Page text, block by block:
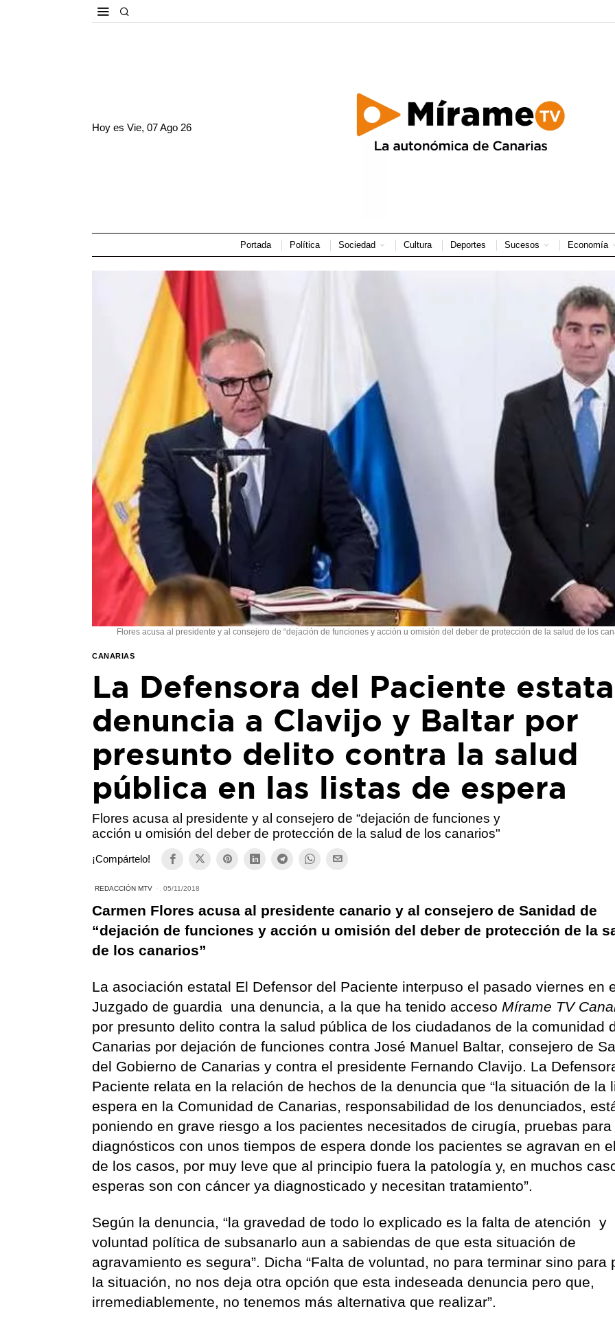
Hoy esVie, 07 Ago 26
Portada Política Sociedad Cultura Deportes Sucesos Economía
Flores acusa al presidente y al consejero de “dejación de funciones y acción u omisión del deber de protección de la salud de los
CANARIAS
La Defensora del Paciente
denuncia a Clavijo y Baltar por
presunto delito contra la salud
pública en las listas de espera
Flores acusa al presidente y al consejero de “dejación de funciones y
acción u omisión del deber de protección de la salud de los canarios"
¡Compártelo!
REDACCIÓN MTV 05/11/2018
Carmen Flores acusa al presidente canario y al consejero de Sanidad de
“dejación de funciones y acción u omisión del deber de protección de la
de los canarios”
La asociación estatal El Defensor del Paciente interpuso el pasado viernes en
Juzgado de guardia una denuncia, a la que ha tenido acceso Mírame TV
por presunto delito contra la salud pública de los ciudadanos de la comunidad
Canarias por dejación de funciones contra José Manuel Baltar, consejero de
del Gobierno de Canarias y contra el presidente Fernando Clavijo. La
Paciente relata en la relación de hechos de la denuncia que “la situación de la
espera en la Comunidad de Canarias, responsabilidad de los denunciados,
poniendo en grave riesgo a los pacientes necesitados de cirugía, pruebas para
diagnósticos con unos tiempos de espera donde los pacientes se agravan en
de los casos, por muy leve que al principio fuera la patología y, en muchos
esperas son con cáncer ya diagnosticado y necesitan tratamiento”.
Según la denuncia, “la gravedad de todo lo explicado es la falta de atención y
voluntad política de subsanarlo aun a sabiendas de que esta situación de
agravamiento es segura”. Dicha “Falta de voluntad, no para terminar sino para
la situación, no nos deja otra opción que esta indeseada denuncia pero que,
irremediablemente, no tenemos más alternativa que realizar”.